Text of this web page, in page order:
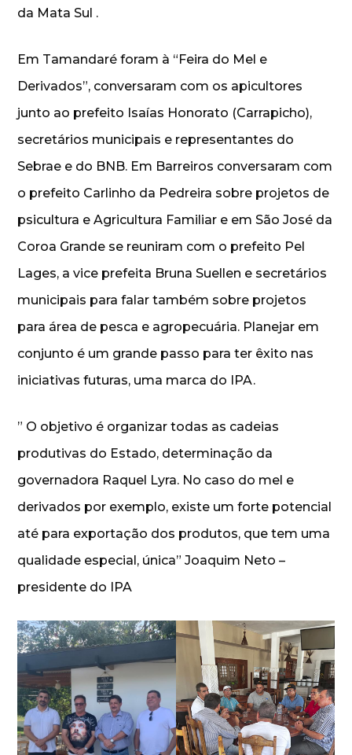
da Mata Sul .
Em Tamandaré foram à “Feira do Mel e
Derivados”, conversaram com os apicultores
junto ao prefeito Isaías Honorato (Carrapicho),
secretários municipais e representantes do
Sebrae e do BNB. Em Barreiros conversaram com
o prefeito Carlinho da Pedreira sobre projetos de
psicultura e Agricultura Familiar e em São José da
Coroa Grande se reuniram com o prefeito Pel
Lages, a vice prefeita Bruna Suellen e secretários
municipais para falar também sobre projetos
para área de pesca e agropecuária. Planejar em
conjunto é um grande passo para ter êxito nas
iniciativas futuras, uma marca do IPA.
” O objetivo é organizar todas as cadeias
produtivas do Estado, determinação da
governadora Raquel Lyra. No caso do mel e
derivados por exemplo, existe um forte potencial
até para exportação dos produtos, que tem uma
qualidade especial, única” Joaquim Neto –
presidente do IPA